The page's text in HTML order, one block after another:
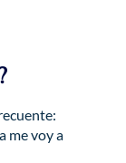
me voy a